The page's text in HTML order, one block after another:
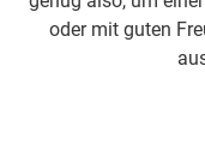
oder mit guten